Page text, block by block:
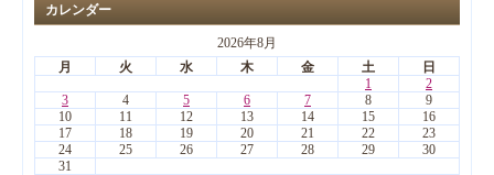
カレンダー
2026年8月
月
火 水 木 金 土
日
1
2
3
4 5 6 7 8
9
10
11 12 13 14 15
16
17
18 19 20 21 22
23
24
25 26 27 28 29
30
31